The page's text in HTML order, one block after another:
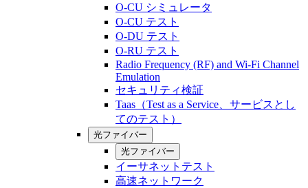
O-CU シミュレータ
O-CU テスト
O-DU テスト
O-RU テスト
Radio Frequency (RF) and Wi-Fi Channel
Emulation
セキュリティ検証
Taas（Test as a Service、サービスとし
てのテスト）
光ファイバー
光ファイバー
イーサネットテスト
高速ネットワーク